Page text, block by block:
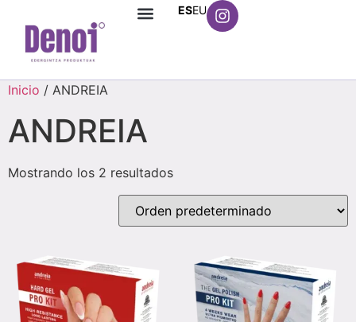
ESEU
Inicio / ANDREIA
ANDREIA
Mostrando los 2 resultados